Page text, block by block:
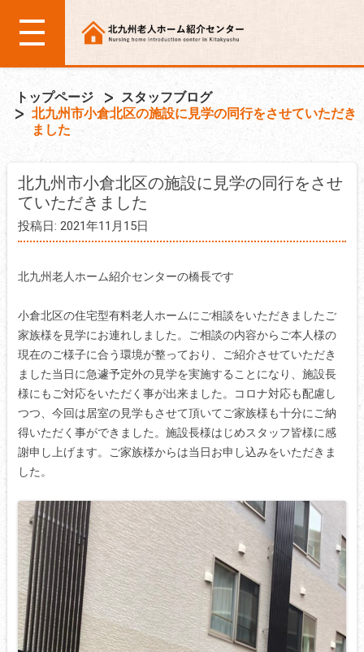
トップページ
スタッフブログ
北九州市小倉北区の施設に見学の同行をさせていただき
ました
北九州市小倉北区の施設に見学の同行をさせ
ていただきました
投稿日: 2021年11月15日
北九州老人ホーム紹介センターの橋長です
小倉北区の住宅型有料老人ホームにご相談をいただきましたご
家族様を見学にお連れしました。ご相談の内容からご本人様の
現在のご様子に合う環境が整っており、ご紹介させていただき
ました当日に急遽予定外の見学を実施することになり、施設長
様にもご対応をいただく事が出来ました。コロナ対応も配慮し
つつ、今回は居室の見学もさせて頂いてご家族様も十分にご納
得いただく事ができました。施設長様はじめスタッフ皆様に感
謝申し上げます。ご家族様からは当日お申し込みをいただきま
した。